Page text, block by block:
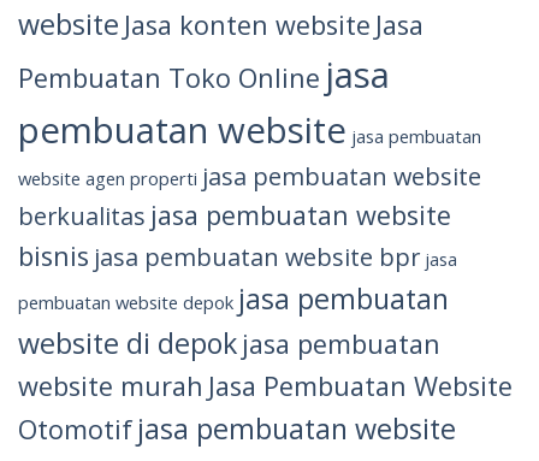
website Jasa konten website Jasa
Pembuatan Toko Online jasa
pembuatan website jasa pembuatan
website agen properti jasa pembuatan website
berkualitas jasa pembuatan website
bisnis jasa pembuatan website bpr jasa
pembuatan website depok jasa pembuatan
website di depok jasa pembuatan
website murah Jasa Pembuatan Website
Otomotif jasa pembuatan website